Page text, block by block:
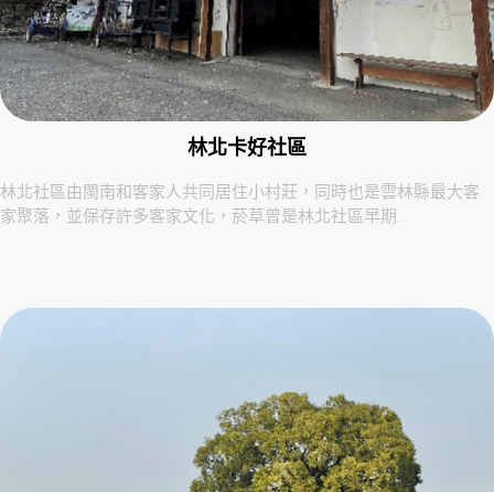
林北卡好社區
林北社區由閩南和客家人共同居住小村莊，同時也是雲林縣最大客
家聚落，並保存許多客家文化，菸草曾是林北社區早期…